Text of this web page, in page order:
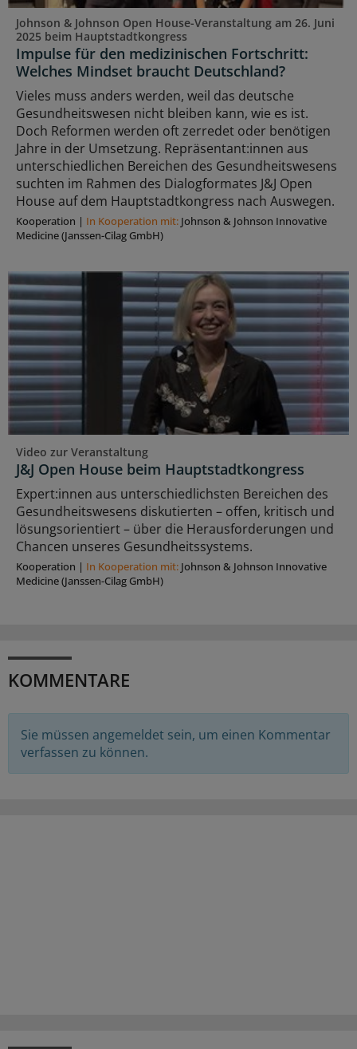
Johnson & Johnson Open House-Veranstaltung am 26. Juni
2025 beim Hauptstadtkongress
Impulse für den medizinischen Fortschritt:
Welches Mindset braucht Deutschland?
Vieles muss anders werden, weil das deutsche
Gesundheitswesen nicht bleiben kann, wie es ist.
Doch Reformen werden oft zerredet oder benötigen
Jahre in der Umsetzung. Repräsentant:innen aus
unterschiedlichen Bereichen des Gesundheitswesens
suchten im Rahmen des Dialogformates J&J Open
House auf dem Hauptstadtkongress nach Auswegen.
Kooperation | In Kooperation mit: Johnson & Johnson Innovative
Medicine (Janssen-Cilag GmbH)
Video zur Veranstaltung
J&J Open House beim Hauptstadtkongress
Expert:innen aus unterschiedlichsten Bereichen des
Gesundheitswesens diskutierten – offen, kritisch und
lösungsorientiert – über die Herausforderungen und
Chancen unseres Gesundheitssystems.
Kooperation | In Kooperation mit: Johnson & Johnson Innovative
Medicine (Janssen-Cilag GmbH)
KOMMENTARE
Sie müssen angemeldet sein, um einen Kommentar
verfassen zu können.